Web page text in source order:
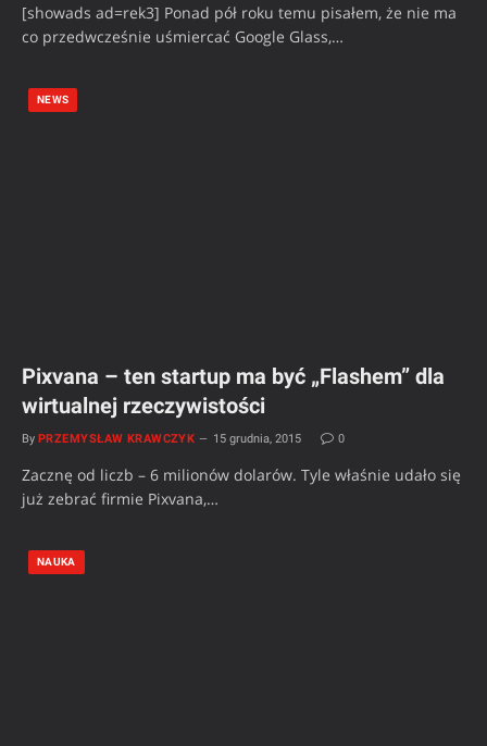
[showads ad=rek3] Ponad pół roku temu pisałem, że nie ma
co przedwcześnie uśmiercać Google Glass,…
NEWS
Pixvana – ten startup ma być „Flashem” dla
wirtualnej rzeczywistości
By PRZEMYSŁAW KRAWCZYK 15 grudnia, 2015 0
Zacznę od liczb – 6 milionów dolarów. Tyle właśnie udało się
już zebrać firmie Pixvana,…
NAUKA